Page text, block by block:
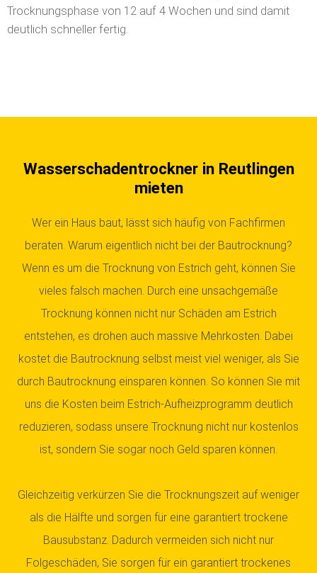
Trocknungsphase von 12 auf 4 Wochen und sind damit
deutlich schneller fertig.
Wasserschadentrockner in Reutlingen
mieten
Wer ein Haus baut, lässt sich häufig von Fachfirmen
beraten. Warum eigentlich nicht bei der Bautrocknung?
Wenn es um die Trocknung von Estrich geht, können Sie
vieles falsch machen. Durch eine unsachgemäße
Trocknung können nicht nur Schäden am Estrich
entstehen, es drohen auch massive Mehrkosten. Dabei
kostet die Bautrocknung selbst meist viel weniger, als Sie
durch Bautrocknung einsparen können. So können Sie mit
uns die Kosten beim Estrich-Aufheizprogramm deutlich
reduzieren, sodass unsere Trocknung nicht nur kostenlos
ist, sondern Sie sogar noch Geld sparen können.
Gleichzeitig verkürzen Sie die Trocknungszeit auf weniger
als die Hälfte und sorgen für eine garantiert trockene
Bausubstanz. Dadurch vermeiden sich nicht nur
Folgeschäden, Sie sorgen für ein garantiert trockenes